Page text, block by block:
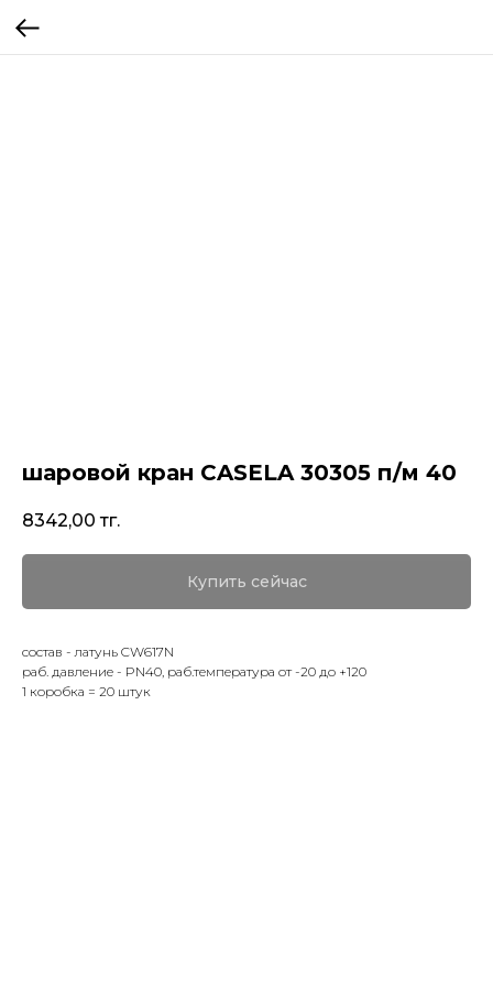
шаровой кран CASELA 30305 п/м 40
8342,00 тг.
Купить сейчас
состав - латунь CW617N
раб. давление - PN40, раб.температура от -20 до +120
1 коробка = 20 штук